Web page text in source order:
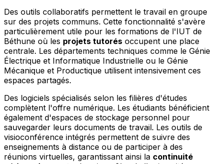
Des outils collaboratifs permettent le travail en groupe
sur des projets communs. Cette fonctionnalité s'avère
particulièrement utile pour les formations de l'IUT de
Béthune où les projets tutorés occupent une place
centrale. Les départements techniques comme le Génie
Électrique et Informatique Industrielle ou le Génie
Mécanique et Productique utilisent intensivement ces
espaces partagés.
Des logiciels spécialisés selon les filières d'études
complètent l'offre numérique. Les étudiants bénéficient
également d'espaces de stockage personnel pour
sauvegarder leurs documents de travail. Les outils de
visioconférence intégrés permettent de suivre des
enseignements à distance ou de participer à des
réunions virtuelles, garantissant ainsi la continuité